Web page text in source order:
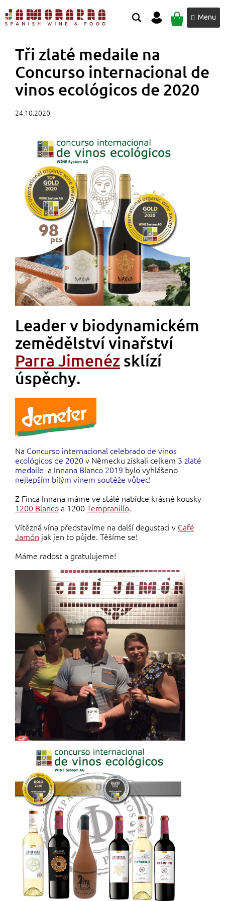
na
obsah
NÁKUPNÍ
KOŠÍK
Tři zlaté medaile na
Concurso internacional de
vinos ecológicos de 2020
24.10.2020
Leader v biodynamickém
zemědělství vinařství
Parra Jimenéz sklízí
úspěchy.
Na Concurso internacional celebrado de vinos
ecológicos de 2020 v Německu získali celkem 3 zlaté
medaile a Innana Blanco 2019 bylo vyhlášeno
nejlepším bílým vínem soutěže vůbec!
Z Finca Innana máme ve stálé nabídce krásné kousky
1200 Blancoa 1200 Tempranillo.
Vítězná vína představíme na další degustaci v Café
Jamón jak jen to půjde. Těšíme se!
Máme radost a gratulujeme!